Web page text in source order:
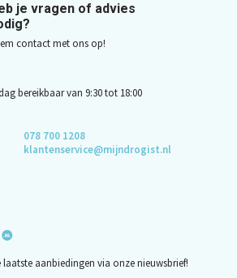
je vragen of advies
contact met ons op!
bereikbaar van 9:30 tot 18:00
078 700 1208
klantenservice@mijndrogist.nl
aanbiedingen via onze nieuwsbrief!